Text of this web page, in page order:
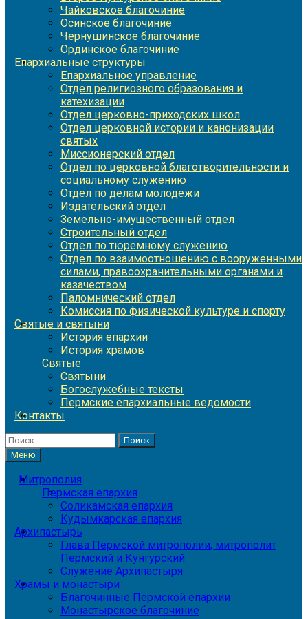
Чайковское благочиние
Осинское благочиние
Чернушинское благочиние
Ординское благочиние
Епархиальные структуры
Епархиальное управление
Отдел религиозного образования и
катехизации
Отдел церковно-приходских школ
Отдел церковной истории и канонизации
святых
Миссионерский отдел
Отдел по церковной благотворительности и
социальному служению
Отдел по делам молодежи
Издательский отдел
Земельно-имущественный отдел
Строительный отдел
Отдел по тюремному служению
Отдел по взаимоотношению с вооруженными
силами, правоохранительными органами и
казачеством
Паломнический отдел
Комиссия по физической культуре и спорту
Святые и святыни
История епархии
История храмов
Святые
Святыни
Богослужебные тексты
Пермские епархиальные ведомости
Контакты
Найти:
Меню
Митрополия
Пермская епархия
Соликамская епархия
Кудымкарская епархия
Архипастырь
Глава Пермской митрополии, митрополит
Пермский и Кунгурский
Служение Архипастыря
Храмы и монастыри
Благочинные Пермской епархии
Монастырское благочиние